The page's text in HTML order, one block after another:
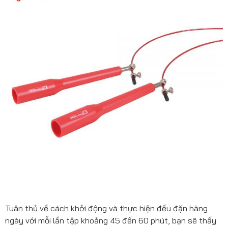
Tuân thủ về cách khởi động và thực hiện đều đặn hàng
ngày với mỗi lần tập khoảng 45 đến 60 phút, bạn sẽ thấy